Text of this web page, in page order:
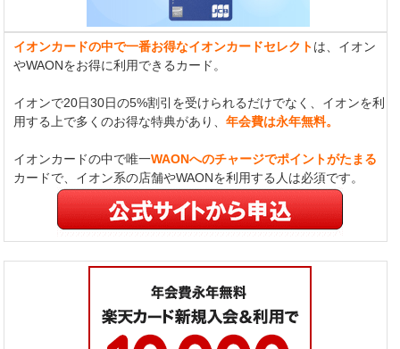
イオンカードの中で一番お得なイオンカードセレクトは、イオン
やWAONをお得に利用できるカード。
イオンで20日30日の5%割引を受けられるだけでなく、イオンを利
用する上で多くのお得な特典があり、年会費は永年無料。
イオンカードの中で唯一WAONへのチャージでポイントがたまる
カードで、イオン系の店舗やWAONを利用する人は必須です。